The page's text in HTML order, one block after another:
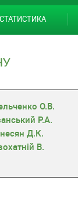
СТАТИСТИКА
О.В.
Р.А.
Д.К.
В.